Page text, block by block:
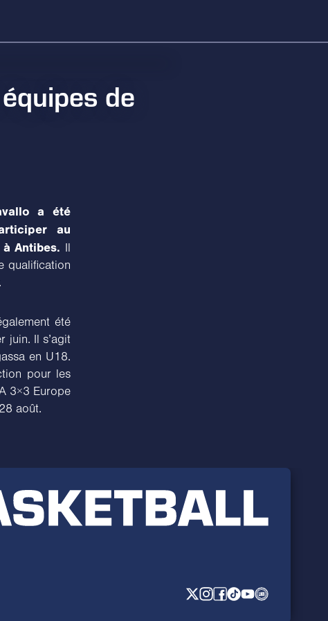
de
a été
au
Antibes. Il
qualification
été
juin. Il s’agit
en U18.
pour les
3×3 Europe
août.